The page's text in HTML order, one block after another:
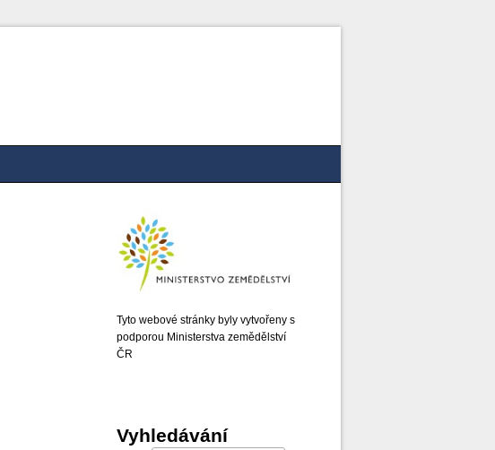
Tyto webové stránky byly vytvořeny s
podporou Ministerstva zemědělství
ČR
Vyhledávání